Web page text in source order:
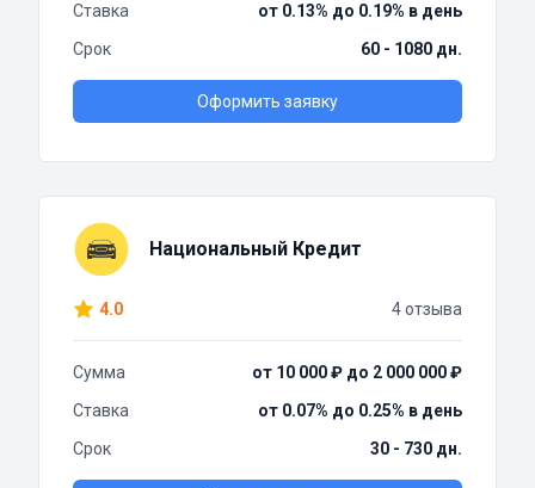
Ставка
от 0.13% до 0.19% в день
Срок
60 - 1080 дн.
Оформить заявку
Национальный Кредит
4.0 4 отзыва
Сумма
от 10 000 ₽ до 2 000 000 ₽
Ставка
от 0.07% до 0.25% в день
Срок
30 - 730 дн.